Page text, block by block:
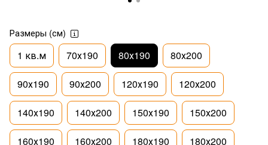
Размеры (см)
1 кв.м 70х190 80х190 80х200
90х190 90х200 120х190 120х200
140х190 140х200 150х190 150х200
160х190 160х200 180х190 180х200